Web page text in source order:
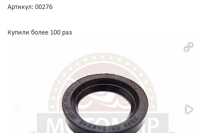
Артикул: 00276
Купили более 100 раз